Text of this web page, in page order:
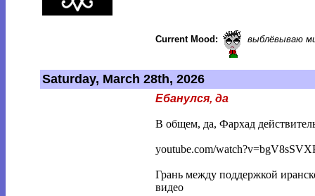
Current Mood: выблёвываю
Saturday, March 28th, 2026
Ебанулся, да
В общем, да, Фархад
youtube.com/
Грань между поддержкой
видео